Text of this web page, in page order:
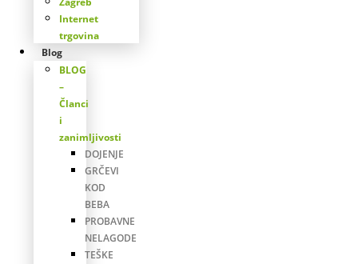
Internet
trgovina
Blog
BLOG
–
Članci
i
zanimljivosti
DOJENJE
GRČEVI
KOD
BEBA
PROBAVNE
NELAGODE
TEŠKE